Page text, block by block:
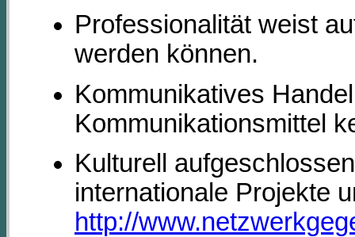
Professionalität weist
werden können.
Kommunikatives
Kommunikationsmittel
Kulturell
internationale Projekte
http://